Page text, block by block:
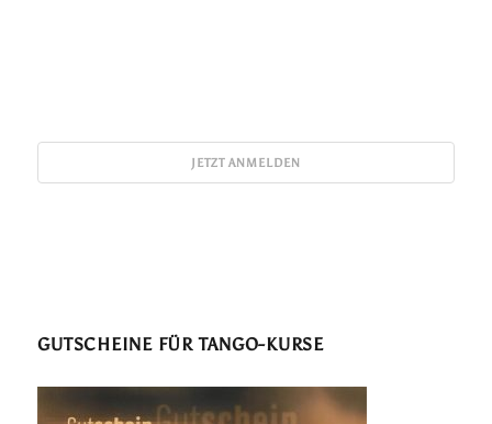
GUTSCHEINE FÜR TANGO-KURSE